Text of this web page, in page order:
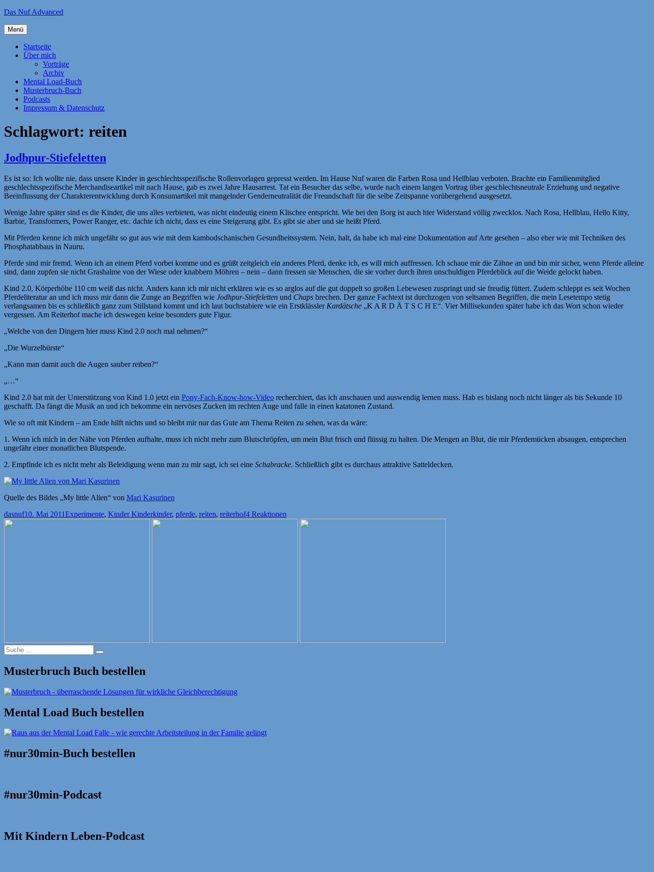
Zum
springen
Das Nuf Advanced
Menü
Startseite
Über mich
Vorträge
Archiv
Mental Load-Buch
Musterbruch-Buch
Podcasts
Impressum & Datenschutz
Schlagwort: reiten
Jodhpur-Stiefeletten
Es ist so: Ich wollte nie, dass unsere Kinder in geschlechtsspezifische Rollenvorlagen gepresst werden. Im Hause Nuf waren die Farben Rosa und Hellblau verboten. Brachte ein Familienmitglied
geschlechtsspezifische Merchandiseartikel mit nach Hause, gab es zwei Jahre Hausarrest. Tat ein Besucher das selbe, wurde nach einem langen Vortrag über geschlechtsneutrale Erziehung und negative
Beeinflussung der Charakterentwicklung durch Konsumartikel mit mangelnder Genderneutralität die Freundschaft für die selbe Zeitspanne vorübergehend ausgesetzt.
Wenige Jahre später sind es die Kinder, die uns alles verbieten, was nicht eindeutig einem Klischee entspricht. Wie bei den Borg ist auch hier Widerstand völlig zwecklos. Nach Rosa, Hellblau, Hello Kitty,
Barbie, Transformers, Power Ranger, etc. dachte ich nicht, dass es eine Steigerung gibt. Es gibt sie aber und sie heißt Pferd.
Mit Pferden kenne ich mich ungefähr so gut aus wie mit dem kambodschanischen Gesundheitssystem. Nein, halt, da habe ich mal eine Dokumentation auf Arte gesehen – also eher wie mit Techniken des
Phosphatabbaus in Nauru.
Pferde sind mir fremd. Wenn ich an einem Pferd vorbei komme und es grüßt zeitgleich ein anderes Pferd, denke ich, es will mich auffressen. Ich schaue mir die Zähne an und bin mir sicher, wenn Pferde alleine
sind, dann zupfen sie nicht Grashalme von der Wiese oder knabbern Möhren – nein – dann fressen sie Menschen, die sie vorher durch ihren unschuldigen Pferdeblick auf die Weide gelockt haben.
Kind 2.0, Körperhöhe 110 cm weiß das nicht. Anders kann ich mir nicht erklären wie es so arglos auf die gut doppelt so großen Lebewesen zuspringt und sie freudig füttert. Zudem schleppt es seit Wochen
Pferdeliteratur an und ich muss mir dann die Zunge an Begriffen wie Jodhpur-Stiefeletten und Chaps brechen. Der ganze Fachtext ist durchzogen von seltsamen Begriffen, die mein Lesetempo stetig
verlangsamen bis es schließlich ganz zum Stillstand kommt und ich laut buchstabiere wie ein Erstklässler Kardätsche „K A R D Ä T S C H E“. Vier Millisekunden später habe ich das Wort schon wieder
vergessen. Am Reiterhof mache ich deswegen keine besonders gute Figur.
„Welche von den Dingern hier muss Kind 2.0 noch mal nehmen?“
„Die Wurzelbürste“
„Kann man damit auch die Augen sauber reiben?“
„…“
Kind 2.0 hat mit der Unterstützung von Kind 1.0 jetzt ein Pony-Fach-Know-how-Video recherchiert, das ich anschauen und auswendig lernen muss. Hab es bislang noch nicht länger als bis Sekunde 10
geschafft. Da fängt die Musik an und ich bekomme ein nervöses Zucken im rechten Auge und falle in einen katatonen Zustand.
Wie so oft mit Kindern – am Ende hilft nichts und so bleibt mir nur das Gute am Thema Reiten zu sehen, was da wäre:
1. Wenn ich mich in der Nähe von Pferden aufhalte, muss ich nicht mehr zum Blutschröpfen, um mein Blut frisch und flüssig zu halten. Die Mengen an Blut, die mir Pferdemücken absaugen, entsprechen
ungefähr einer monatlichen Blutspende.
2. Empfinde ich es nicht mehr als Beleidigung wenn man zu mir sagt, ich sei eine Schabracke. Schließlich gibt es durchaus attraktive Satteldecken.
Quelle des Bildes „My little Alien“ von Mari Kasurinen
Autor
dasnufVeröffentlicht
10. Mai 2011Kategorien
Experimente, Kinder KinderSchlagwörter
kinder, pferde, reiten, reiterhof4 Reaktionen
Suche
nach:
Suche
Musterbruch Buch bestellen
Mental Load Buch bestellen
#nur30min-Buch bestellen
#nur30min-Podcast
Mit Kindern Leben-Podcast